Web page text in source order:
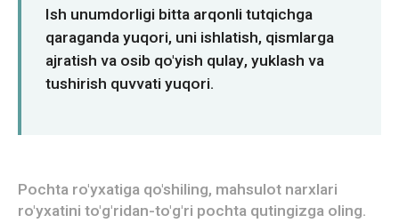
Ish unumdorligi bitta arqonli tutqichga
qaraganda yuqori, uni ishlatish, qismlarga
ajratish va osib qo'yish qulay, yuklash va
tushirish quvvati yuqori.
Pochta ro'yxatiga qo'shiling, mahsulot narxlari
ro'yxatini to'g'ridan-to'g'ri pochta qutingizga oling.